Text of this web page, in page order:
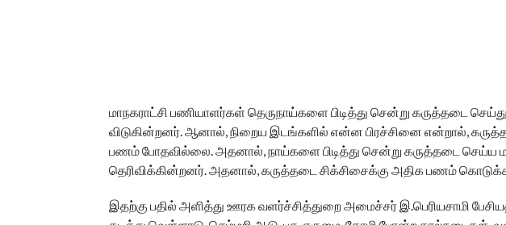
மாநகராட்சி பணியாளர்கள் தெருநாய்களை பிடித்து சென்று கருத்தடை
விடுகின்றனர். ஆனால், நிறைய இடங்களில் என்ன பிரச்சினை என்றால்,
பணம் போதவில்லை. அதனால், நாய்களை பிடித்து சென்று கருத்தடை செய்ய
தெரிவிக்கின்றனர். அதனால், கருத்தடை சிக்சிசைக்கு அதிக பணம்
இதற்கு பதில் அளித்து ஊரக வளர்ச்சித்துறை அமைச்சர் இ.பெரியசாமி